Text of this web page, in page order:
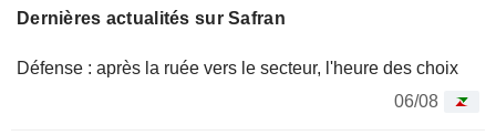
Dernières actualités sur Safran
Défense : après la ruée vers le secteur, l'heure des choix
06/08